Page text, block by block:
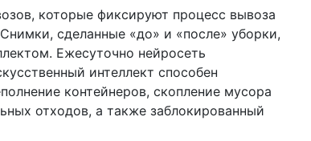
которые фиксируют процесс вывоза
сделанные «до» и «после» уборки,
Ежесуточно нейросеть
интеллект способен
контейнеров, скопление мусора
отходов, а также заблокированный